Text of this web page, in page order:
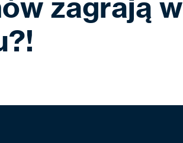
zagrają w